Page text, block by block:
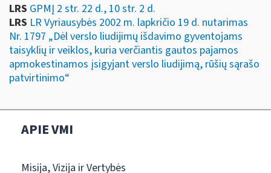
LRS GPMĮ 2 str. 22 d., 10 str. 2 d.
LRS LR Vyriausybės 2002 m. lapkričio 19 d. nutarimas
Nr. 1797 „Dėl verslo liudijimų išdavimo gyventojams
taisyklių ir veiklos, kuria verčiantis gautos pajamos
apmokestinamos įsigyjant verslo liudijimą, rūšių sąrašo
patvirtinimo“
APIE VMI
Misija, Vizija ir Vertybės